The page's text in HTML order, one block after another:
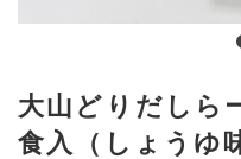
大山どりだし
食入（しょうゆ